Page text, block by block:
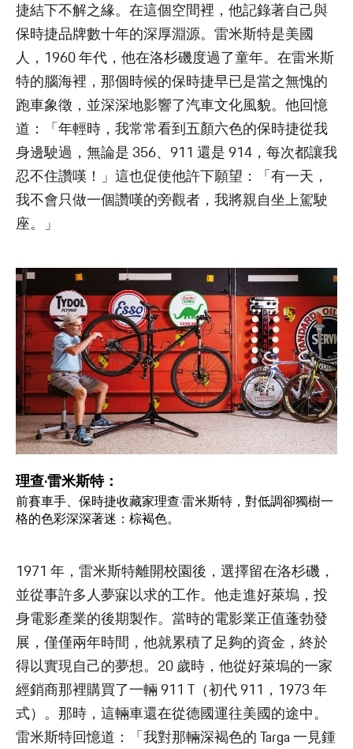
捷結下不解之緣。在這個空間裡，他記錄著自己與
保時捷品牌數十年的深厚淵源。雷米斯特是美國
人，1960 年代，他在洛杉磯度過了童年。在雷米斯
特的腦海裡，那個時候的保時捷早已是當之無愧的
跑車象徵，並深深地影響了汽車文化風貌。他回憶
道：「年輕時，我常常看到五顏六色的保時捷從我
身邊駛過，無論是 356、911 還是 914，每次都讓我
忍不住讚嘆！」這也促使他許下願望：「有一天，
我不會只做一個讚嘆的旁觀者，我將親自坐上駕駛
座。」
理查·雷米斯特：
前賽車手、保時捷收藏家理查·雷米斯特，對低調卻獨樹一
格的色彩深深著迷：棕褐色。
1971 年，雷米斯特離開校園後，選擇留在洛杉磯，
並從事許多人夢寐以求的工作。他走進好萊塢，投
身電影產業的後期製作。當時的電影業正值蓬勃發
展，僅僅兩年時間，他就累積了足夠的資金，終於
得以實現自己的夢想。20 歲時，他從好萊塢的一家
經銷商那裡購買了一輛 911 T（初代 911，1973 年
式）。那時，這輛車還在從德國運往美國的途中。
雷米斯特回憶道：「我對那輛深褐色的 Targa 一見鍾